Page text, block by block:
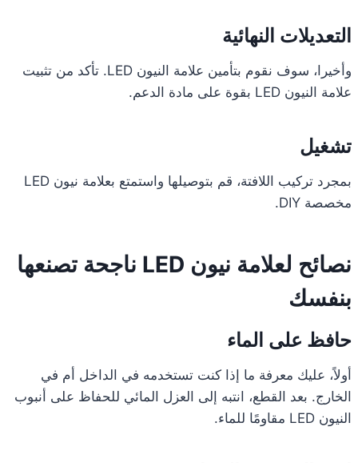
التعديلات النهائية
وأخيرا، سوف نقوم بتأمين علامة النيون LED. تأكد من تثبيت
علامة النيون LED بقوة على مادة الدعم.
تشغيل
بمجرد تركيب اللافتة، قم بتوصيلها واستمتع بعلامة نيون LED
مخصصة DIY.
نصائح لعلامة نيون LED ناجحة تصنعها
بنفسك
حافظ على الماء
أولاً، عليك معرفة ما إذا كنت تستخدمه في الداخل أم في
الخارج. بعد القطع، انتبه إلى العزل المائي للحفاظ على أنبوب
النيون LED مقاومًا للماء.